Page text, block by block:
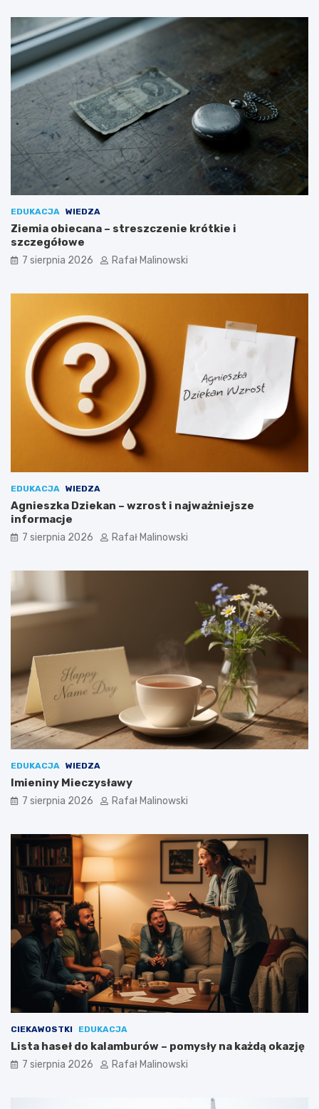
EDUKACJA WIEDZA
Ziemia obiecana – streszczenie krótkie i
szczegółowe
7 sierpnia 2026 Rafał Malinowski
EDUKACJA WIEDZA
Agnieszka Dziekan – wzrost i najważniejsze
informacje
7 sierpnia 2026 Rafał Malinowski
EDUKACJA WIEDZA
Imieniny Mieczysławy
7 sierpnia 2026 Rafał Malinowski
CIEKAWOSTKI EDUKACJA
Lista haseł do kalamburów – pomysły na każdą okazję
7 sierpnia 2026 Rafał Malinowski